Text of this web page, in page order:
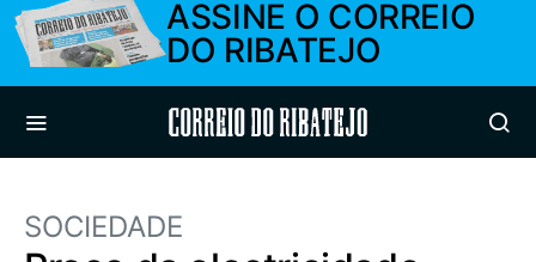
ASSINE O CORREIO
DO RIBATEJO
Correio do Ribatejo
SOCIEDADE